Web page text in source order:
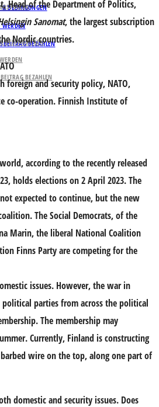
& BEDINGUNGEN
BEZAHLEN
BEDINGUNGEN
BEZAHLEN
Head of the Department of Politics,
Sanomat, the largest subscription
Nordic countries.
foreign and security policy, NATO,
co-operation. Finnish Institute of
according to the recently released
holds elections on 2 April 2023. The
expected to continue, but the new
The Social Democrats, of the
Marin, the liberal National Coalition
Finns Party are competing for the
issues. However, the war in
parties from across the political
The membership may
Currently, Finland is constructing
wire on the top, along one part of
domestic and security issues. Does